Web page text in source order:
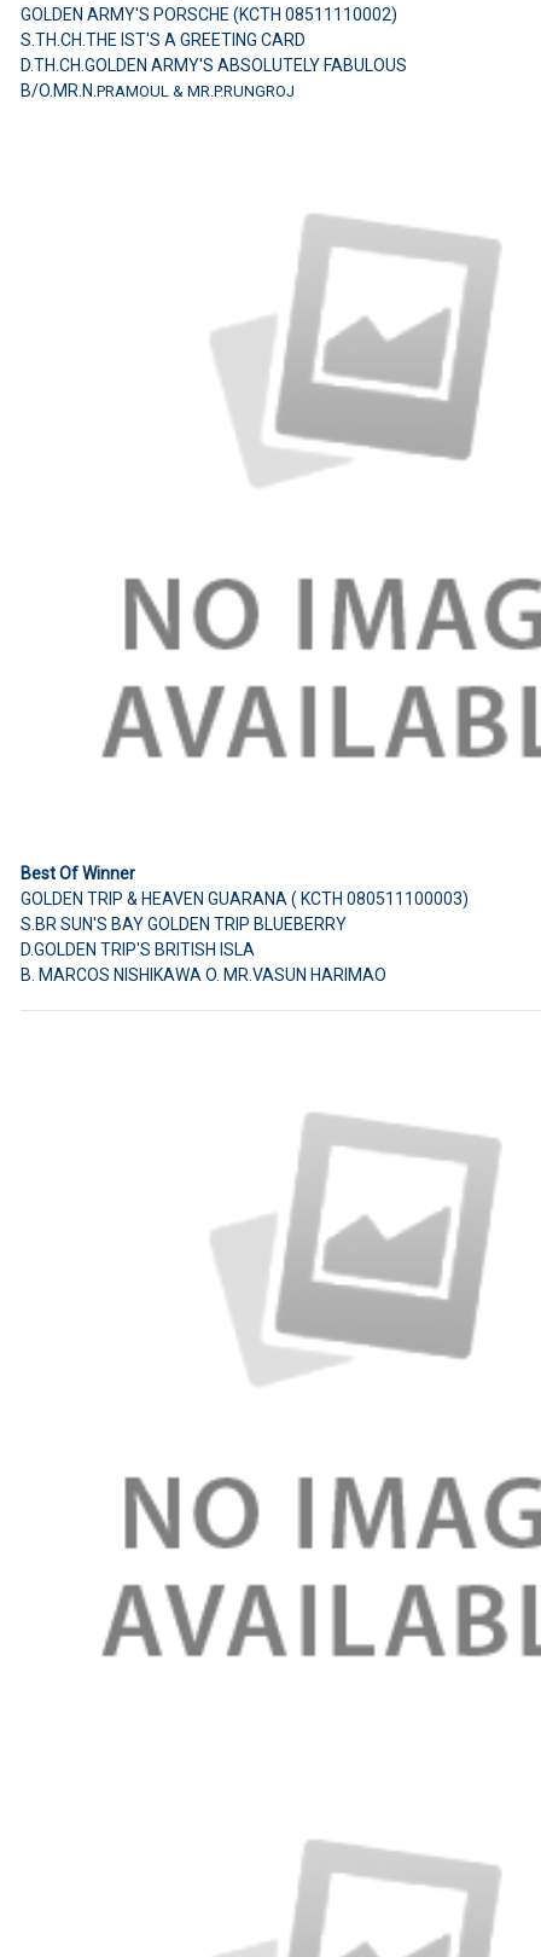
GOLDEN ARMY'S PORSCHE (KCTH 08511110002)
S.TH.CH.THE IST'S A GREETING CARD
D.TH.CH.GOLDEN ARMY'S ABSOLUTELY FABULOUS
B/O.MR.N. PRAMOUL & MR.P.RUNGROJ
Best Of Winner
GOLDEN TRIP & HEAVEN GUARANA ( KCTH 080511100003)
S.BR SUN'S BAY GOLDEN TRIP BLUEBERRY
D.GOLDEN TRIP'S BRITISH ISLA
B. MARCOS NISHIKAWA O. MR.VASUN HARIMAO